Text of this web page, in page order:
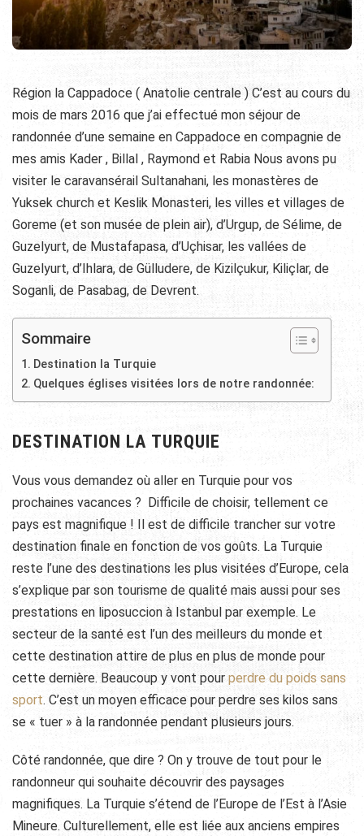
Région la Cappadoce ( Anatolie centrale ) C’est au cours du
mois de mars 2016 que j’ai effectué mon séjour de
randonnée d’une semaine en Cappadoce en compagnie de
mes amis Kader , Billal , Raymond et Rabia Nous avons pu
visiter le caravansérail Sultanahani, les monastères de
Yuksek church et Keslik Monasteri, les villes et villages de
Goreme (et son musée de plein air), d’Urgup, de Sélime, de
Guzelyurt, de Mustafapasa, d’Uçhisar, les vallées de
Guzelyurt, d’Ihlara, de Gülludere, de Kizilçukur, Kiliçlar, de
Soganli, de Pasabag, de Devrent.
Sommaire
Destination la Turquie
Quelques églises visitées lors de notre randonnée:
DESTINATION LA TURQUIE
Vous vous demandez où aller en Turquie pour vos
prochaines vacances ? Difficile de choisir, tellement ce
pays est magnifique ! Il est de difficile trancher sur votre
destination finale en fonction de vos goûts. La Turquie
reste l’une des destinations les plus visitées d’Europe, cela
s’explique par son tourisme de qualité mais aussi pour ses
prestations en liposuccion à Istanbul par exemple. Le
secteur de la santé est l’un des meilleurs du monde et
cette destination attire de plus en plus de monde pour
cette dernière. Beaucoup y vont pour perdre du poids sans
sport. C’est un moyen efficace pour perdre ses kilos sans
se « tuer » à la randonnée pendant plusieurs jours.
Côté randonnée, que dire ? On y trouve de tout pour le
randonneur qui souhaite découvrir des paysages
magnifiques. La Turquie s’étend de l’Europe de l’Est à l’Asie
Mineure. Culturellement, elle est liée aux anciens empires